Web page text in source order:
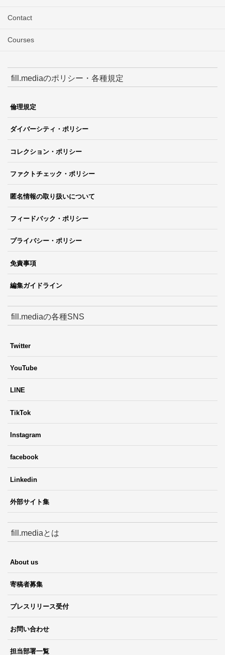
Contact
Courses
fill.mediaのポリシー・各種規定
倫理規定
ダイバーシティ・ポリシー
コレクション・ポリシー
ファクトチェック・ポリシー
匿名情報の取り扱いについて
フィードバック・ポリシー
プライバシー・ポリシー
免責事項
編集ガイドライン
fill.mediaの各種SNS
Twitter
YouTube
LINE
TikTok
Instagram
facebook
Linkedin
外部サイト集
fill.mediaとは
About us
寄稿者募集
プレスリリース受付
お問い合わせ
担当部署一覧